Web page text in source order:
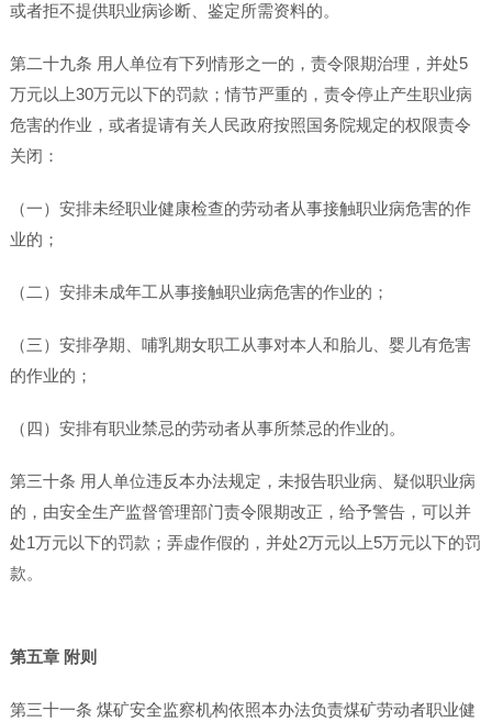
或者拒不提供职业病诊断、鉴定所需资料的。
第二十九条 用人单位有下列情形之一的，责令限期治理，并处5
万元以上30万元以下的罚款；情节严重的，责令停止产生职业病
危害的作业，或者提请有关人民政府按照国务院规定的权限责令
关闭：
（一）安排未经职业健康检查的劳动者从事接触职业病危害的作
业的；
（二）安排未成年工从事接触职业病危害的作业的；
（三）安排孕期、哺乳期女职工从事对本人和胎儿、婴儿有危害
的作业的；
（四）安排有职业禁忌的劳动者从事所禁忌的作业的。
第三十条 用人单位违反本办法规定，未报告职业病、疑似职业病
的，由安全生产监督管理部门责令限期改正，给予警告，可以并
处1万元以下的罚款；弄虚作假的，并处2万元以上5万元以下的罚
款。
第五章 附则
第三十一条 煤矿安全监察机构依照本办法负责煤矿劳动者职业健